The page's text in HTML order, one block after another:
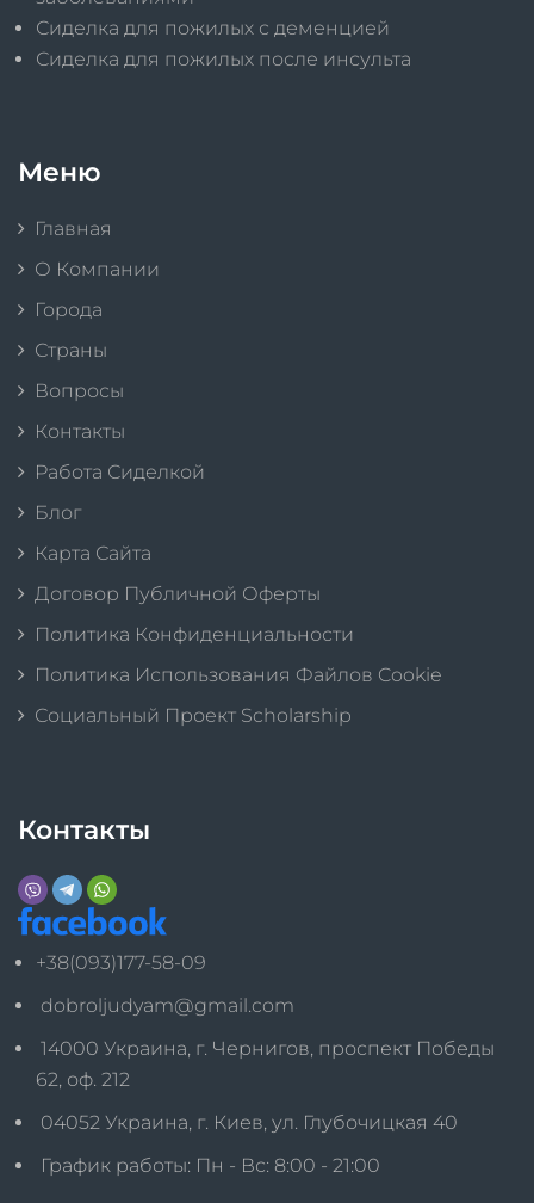
Сиделка для пожилых с деменцией
Сиделка для пожилых после инсульта
Меню
Главная
О Компании
Города
Страны
Вопросы
Контакты
Работа Сиделкой
Блог
Карта Сайта
Договор Публичной Оферты
Политика Конфиденциальности
Политика Использования Файлов Cookie
Социальный Проект Scholarship
Контакты
+38(093)177-58-09
dobroljudyam@gmail.com
14000 Украина, г. Чернигов, проспект Победы
62, оф. 212
04052 Украина, г. Киев, ул. Глубочицкая 40
График работы: Пн - Вс: 8:00 - 21:00